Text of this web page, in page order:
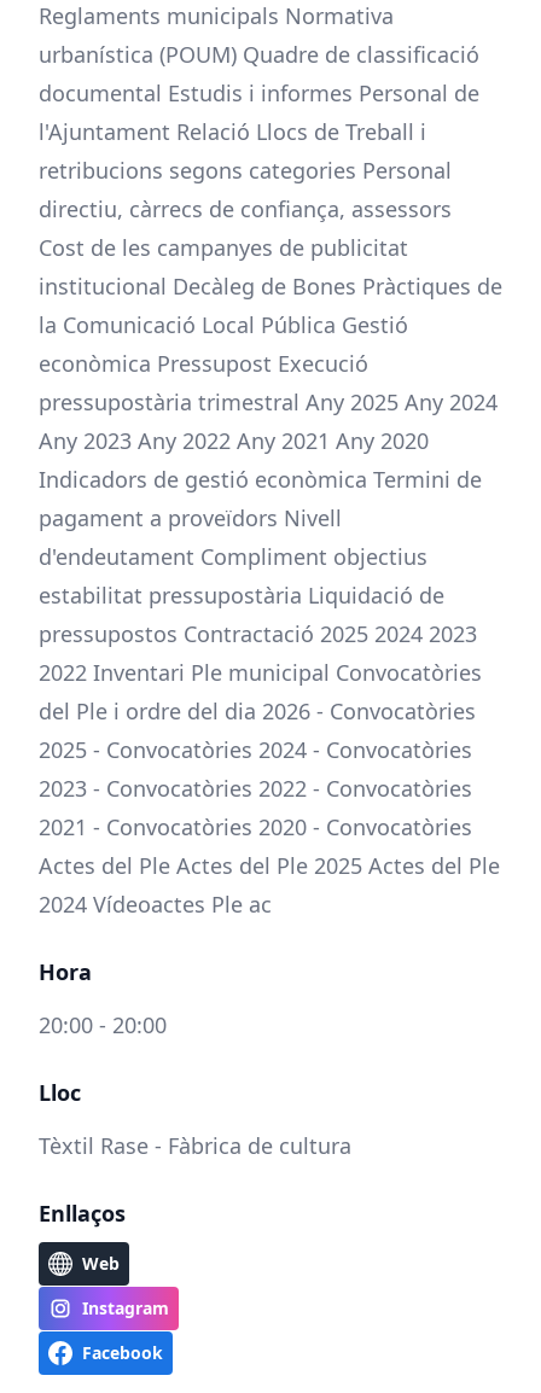
Reglaments municipals Normativa
urbanística (POUM) Quadre de classificació
documental Estudis i informes Personal de
l'Ajuntament Relació Llocs de Treball i
retribucions segons categories Personal
directiu, càrrecs de confiança, assessors
Cost de les campanyes de publicitat
institucional Decàleg de Bones Pràctiques de
la Comunicació Local Pública Gestió
econòmica Pressupost Execució
pressupostària trimestral Any 2025 Any 2024
Any 2023 Any 2022 Any 2021 Any 2020
Indicadors de gestió econòmica Termini de
pagament a proveïdors Nivell
d'endeutament Compliment objectius
estabilitat pressupostària Liquidació de
pressupostos Contractació 2025 2024 2023
2022 Inventari Ple municipal Convocatòries
del Ple i ordre del dia 2026 - Convocatòries
2025 - Convocatòries 2024 - Convocatòries
2023 - Convocatòries 2022 - Convocatòries
2021 - Convocatòries 2020 - Convocatòries
Actes del Ple Actes del Ple 2025 Actes del Ple
2024 Vídeoactes Ple ac
Hora
20:00 - 20:00
Lloc
Tèxtil Rase - Fàbrica de cultura
Enllaços
Web
Instagram
Facebook